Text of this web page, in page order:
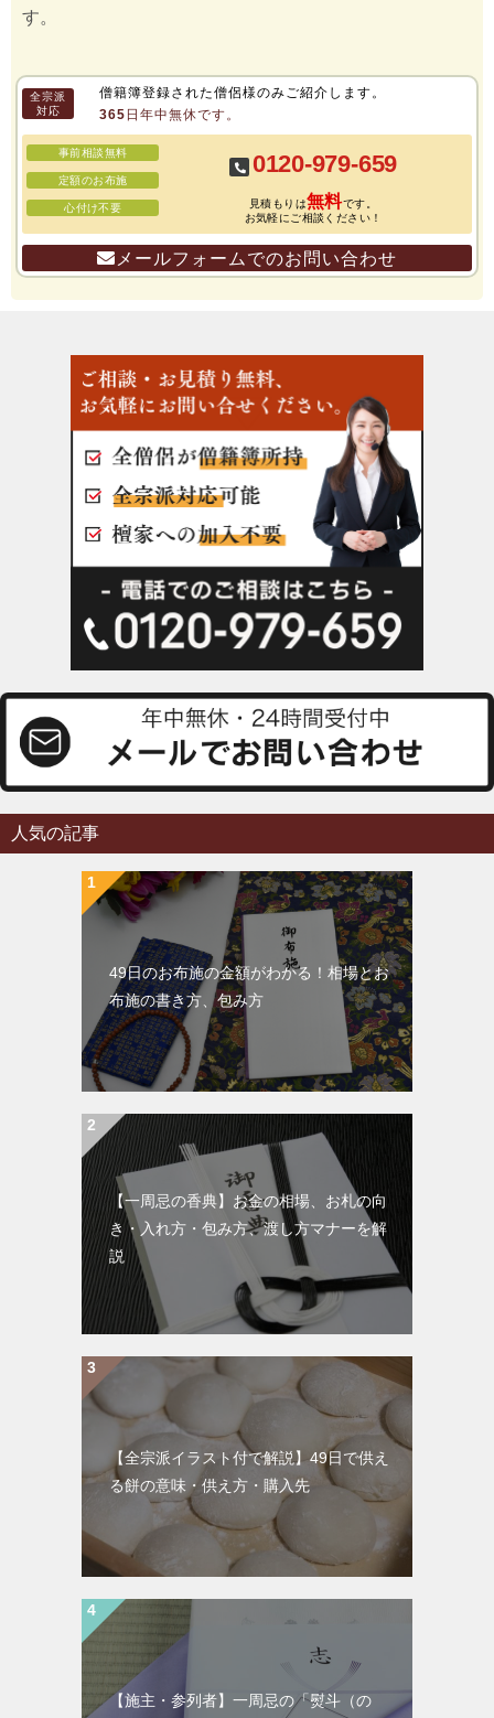
す。
全宗派
対応
僧籍簿登録された僧侶様のみご紹介します。
365日年中無休です。
事前相談無料
定額のお布施
心付け不要
0120-979-659
見積もりは無料です。
お気軽にご相談ください！
メールフォームでのお問い合わせ
人気の記事
49日のお布施の金額がわかる！相場とお
布施の書き方、包み方
【一周忌の香典】お金の相場、お札の向
き・入れ方・包み方、渡し方マナーを解
説
【全宗派イラスト付で解説】49日で供え
る餅の意味・供え方・購入先
【施主・参列者】一周忌の「熨斗（の